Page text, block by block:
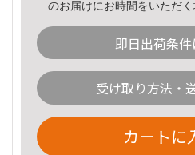
のお届けにお時間をいただく
即日出荷条
受け取り方法・
カートに